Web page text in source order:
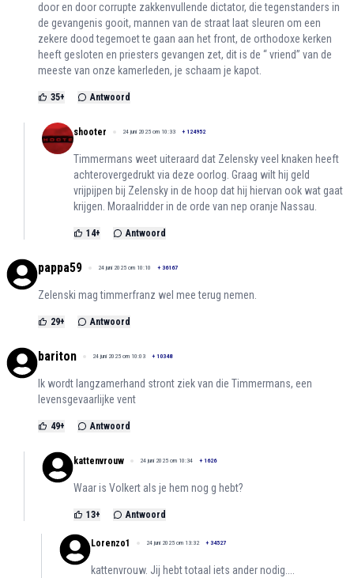
door en door corrupte zakkenvullende dictator, die tegenstanders in
de gevangenis gooit, mannen van de straat laat sleuren om een
zekere dood tegemoet te gaan aan het front, de orthodoxe kerken
heeft gesloten en priesters gevangen zet, dit is de “ vriend” van de
meeste van onze kamerleden, je schaam je kapot.
35+ Antwoord
shooter 24 juni 2025 om 10:33 + 124952
Timmermans weet uiteraard dat Zelensky veel knaken heeft
achterovergedrukt via deze oorlog. Graag wilt hij geld
vrijpijpen bij Zelensky in de hoop dat hij hiervan ook wat gaat
krijgen. Moraalridder in de orde van nep oranje Nassau.
14+ Antwoord
pappa59 24 juni 2025 om 10:10 + 36167
Zelenski mag timmerfranz wel mee terug nemen.
29+ Antwoord
bariton 24 juni 2025 om 10:03 + 10348
Ik wordt langzamerhand stront ziek van die Timmermans, een
levensgevaarlijke vent
49+ Antwoord
kattenvrouw 24 juni 2025 om 10:34 + 1626
Waar is Volkert als je hem nog g hebt?
13+ Antwoord
Lorenzo1 24 juni 2025 om 13:32 + 34527
kattenvrouw. Jij hebt totaal iets ander nodig....